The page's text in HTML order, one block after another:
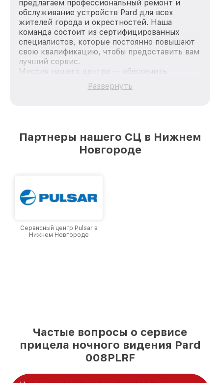
предлагаем профессиональный ремонт и
обслуживание устройств Pard для всех
жителей города и окрестностей. Наша
команда состоит из сертифицированных
специалистов, которые постоянно повышают
свою квалификацию, чтобы предоставить вам
лучший сервис.
Миссия нашего центра — обеспечить
качественный и доступный ремонт для
каждого пользователя продукции Pard, вне
лучшим сервисным центром Pard в городе
Нижнем Новгороде, постоянно повышая
Развернуть
Партнеры нашего СЦ в Нижнем
Новгороде
Сервисный центр Pulsar в
Нижнем Новгороде
Частые вопросы о сервисе
прицела ночного видения Pard
008PLRF